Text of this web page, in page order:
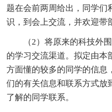
题在会前两周给出，同学们
识，到会上交流，并欢迎带
（2）将原来的科技外
的学习交流渠道。拟定由本
方面懂的较多的同学的信息
们的有关信息和联系方式放
了解的同学联系。